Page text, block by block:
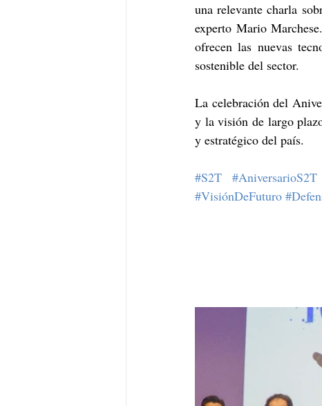
una relevante charla
experto Mario
ofrecen las nuevas
sostenible del sector.
La celebración del
y la visión de largo
y estratégico del país.
#S2T #AniversarioS2T
#VisiónDeFuturo